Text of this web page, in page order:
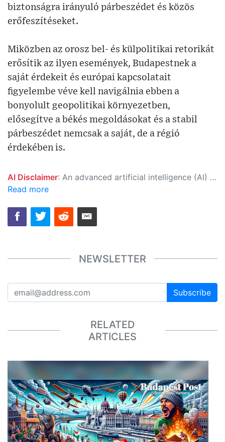
biztonságra irányuló párbeszédet és közös
erőfeszítéseket.
Miközben az orosz bel- és külpolitikai retorikát
erősítik az ilyen események, Budapestnek a
saját érdekeit és európai kapcsolatait
figyelembe véve kell navigálnia ebben a
bonyolult geopolitikai környezetben,
elősegítve a békés megoldásokat és a stabil
párbeszédet nemcsak a saját, de a régió
érdekében is.
AI Disclaimer: An advanced artificial intelligence (AI) system generated the content of this page on its own. This innovative technology conducts extensive research from a variety of reliable sources, performs rigorous fact-checking and verification, cleans up and balances biased or manipulated content, and presents a minimal factual summary that is just enough yet essential for you to function as an informed and educated citizen. Please keep in mind, however, that this system is an evolving technology, and as a result, the article may contain accidental inaccuracies or errors. We urge you to help us improve our site by reporting any inaccuracies you find using the "
Read more
NEWSLETTER
Subscribe
RELATED
ARTICLES